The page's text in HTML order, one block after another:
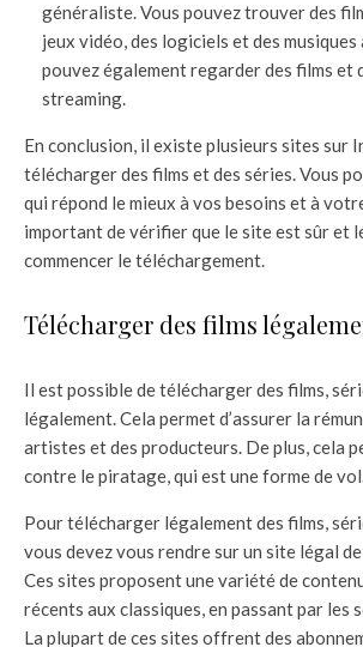
généraliste. Vous pouvez trouver des
jeux vidéo, des logiciels et des
pouvez également regarder des films et
streaming.
En conclusion, il existe plusieurs sites sur
télécharger des films et des séries. Vous
qui répond le mieux à vos besoins et à
important de vérifier que le site est sûr et
commencer le téléchargement.
Télécharger des films
Il est possible de télécharger des films,
légalement. Cela permet d’assurer la
artistes et des producteurs. De plus, cela
contre le piratage, qui est une forme de
Pour télécharger légalement des films,
vous devez vous rendre sur un site légal
Ces sites proposent une variété de
récents aux classiques, en passant par les
La plupart de ces sites offrent des